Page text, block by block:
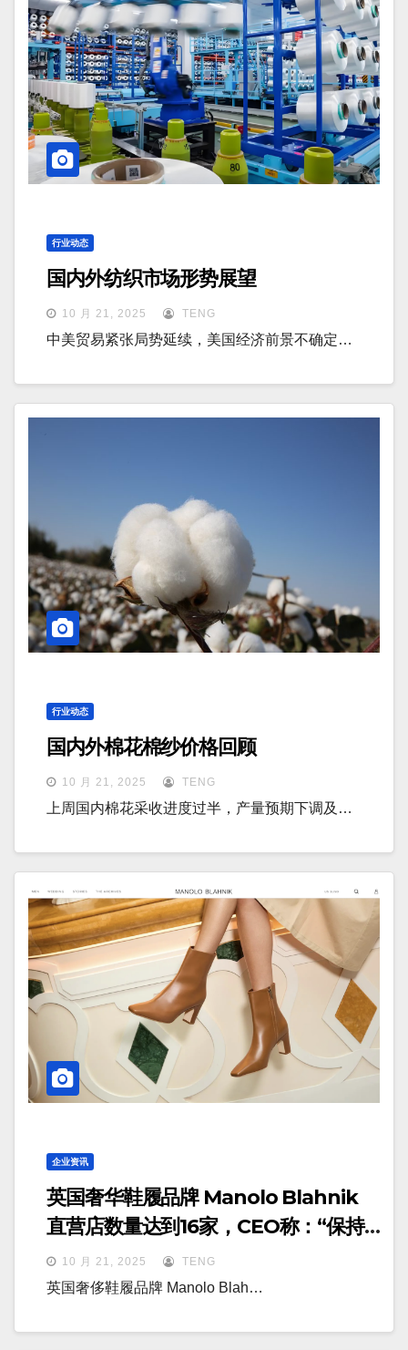
行业动态
国内外纺织市场形势展望
10 月 21, 2025 TENG
中美贸易紧张局势延续，美国经济前景不确定…
行业动态
国内外棉花棉纱价格回顾
10 月 21, 2025 TENG
上周国内棉花采收进度过半，产量预期下调及…
企业资讯
英国奢华鞋履品牌 Manolo Blahnik
直营店数量达到16家，CEO称：“保持
独立是一种难得的特权”
10 月 21, 2025 TENG
英国奢侈鞋履品牌 Manolo Blah…